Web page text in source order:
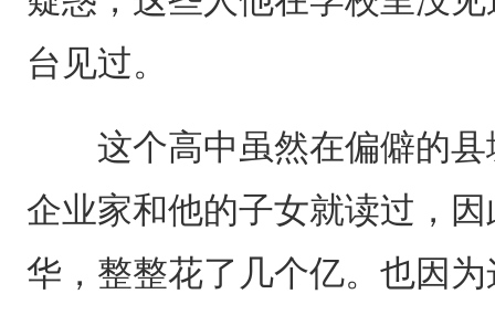
台见过。
这个高中虽然在偏僻的县
企业家和他的子女就读过，
华，整整花了几个亿。也因